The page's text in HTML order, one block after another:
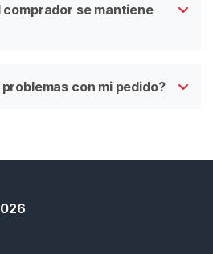
se mantiene
con mi pedido?